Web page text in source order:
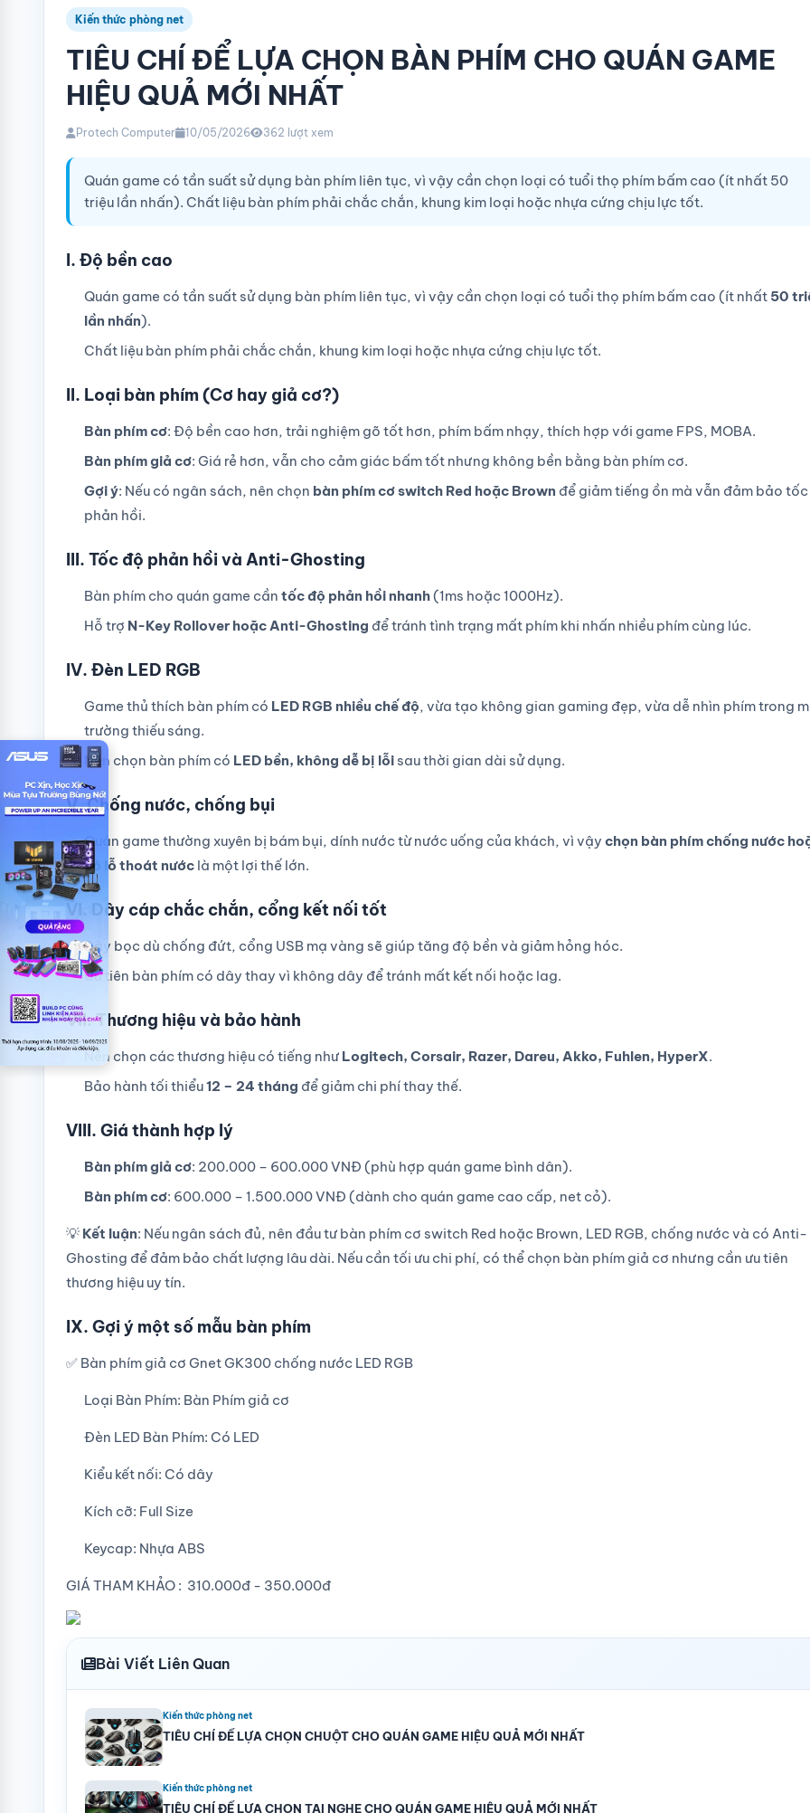
Kiến thức phòng net
TIÊU CHÍ ĐỂ LỰA CHỌN BÀN PHÍM CHO QUÁN GAME
HIỆU QUẢ MỚI NHẤT
Protech Computer 10/05/2026 362 lượt xem
Quán game có tần suất sử dụng bàn phím liên tục, vì vậy cần chọn loại có tuổi thọ phím bấm cao (ít nhất 50
triệu lần nhấn). Chất liệu bàn phím phải chắc chắn, khung kim loại hoặc nhựa cứng chịu lực tốt.
I. Độ bền cao
Quán game có tần suất sử dụng bàn phím liên tục, vì vậy cần chọn loại có tuổi thọ phím bấm cao (ít nhất 50
lần nhấn).
Chất liệu bàn phím phải chắc chắn, khung kim loại hoặc nhựa cứng chịu lực tốt.
II. Loại bàn phím (Cơ hay giả cơ?)
Bàn phím cơ: Độ bền cao hơn, trải nghiệm gõ tốt hơn, phím bấm nhạy, thích hợp với game FPS, MOBA.
Bàn phím giả cơ: Giá rẻ hơn, vẫn cho cảm giác bấm tốt nhưng không bền bằng bàn phím cơ.
Gợi ý: Nếu có ngân sách, nên chọn bàn phím cơ switch Red hoặc Brown để giảm tiếng ồn mà vẫn đảm bảo
phản hồi.
III. Tốc độ phản hồi và Anti-Ghosting
Bàn phím cho quán game cần tốc độ phản hồi nhanh(1ms hoặc 1000Hz).
Hỗ trợ N-Key Rollover hoặc Anti-Ghosting để tránh tình trạng mất phím khi nhấn nhiều phím cùng lúc.
IV. Đèn LED RGB
Game thủ thích bàn phím có LED RGB nhiều chế độ, vừa tạo không gian gaming đẹp, vừa dễ nhìn phím trong
trường thiếu sáng.
Nên chọn bàn phím có LED bền, không dễ bị lỗi sau thời gian dài sử dụng.
V. Chống nước, chống bụi
Quán game thường xuyên bị bám bụi, dính nước từ nước uống của khách, vì vậy chọn bàn phím chống nước
có lỗ thoát nước là một lợi thế lớn.
VI. Dây cáp chắc chắn, cổng kết nối tốt
Dây bọc dù chống đứt, cổng USB mạ vàng sẽ giúp tăng độ bền và giảm hỏng hóc.
Ưu tiên bàn phím có dây thay vì không dây để tránh mất kết nối hoặc lag.
VII. Thương hiệu và bảo hành
Nên chọn các thương hiệu có tiếng như Logitech, Corsair, Razer, Dareu, Akko, Fuhlen, HyperX.
Bảo hành tối thiểu12 – 24 tháng để giảm chi phí thay thế.
VIII. Giá thành hợp lý
Bàn phím giả cơ: 200.000 – 600.000 VNĐ (phù hợp quán game bình dân).
Bàn phím cơ: 600.000 – 1.500.000 VNĐ (dành cho quán game cao cấp, net cỏ).
💡 Kết luận: Nếu ngân sách đủ, nên đầu tư bàn phím cơ switch Red hoặc Brown, LED RGB, chống nước và có Anti-
Ghosting để đảm bảo chất lượng lâu dài. Nếu cần tối ưu chi phí, có thể chọn bàn phím giả cơ nhưng cần ưu tiên
thương hiệu uy tín.
IX. Gợi ý một số mẫu bàn phím
✅ Bàn phím giả cơ Gnet GK300 chống nước LED RGB
Loại Bàn Phím: Bàn Phím giả cơ
Đèn LED Bàn Phím: Có LED
Kiểu kết nối: Có dây
Kích cỡ: Full Size
Keycap: Nhựa ABS
GIÁ THAM KHẢO : 310.000đ - 350.000đ
Bài Viết Liên Quan
Kiến thức phòng net
TIÊU CHÍ ĐỂ LỰA CHỌN CHUỘT CHO QUÁN GAME HIỆU QUẢ MỚI NHẤT
Kiến thức phòng net
TIÊU CHÍ ĐỂ LỰA CHỌN TAI NGHE CHO QUÁN GAME HIỆU QUẢ MỚI NHẤT